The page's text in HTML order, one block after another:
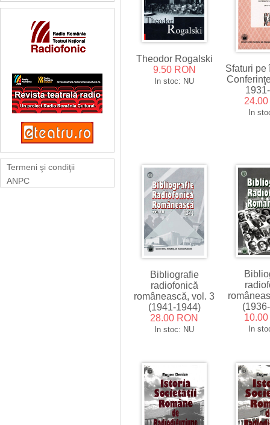
Termeni şi condiţii
ANPC
Theodor Rogalski
9.50 RON
In stoc: NU
Sfaturi pe
In
Bibliografie
radiofonică
românească, vol. 3
(1941-1944)
28.00 RON
In stoc: NU In